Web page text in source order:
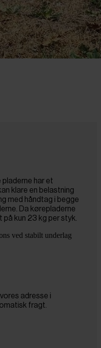
pladerne har et
klare en belastning
med håndtag i begge
Da kørepladerne
på kun 23 kg per styk.
ved stabilt underlag
adresse i
fragt.